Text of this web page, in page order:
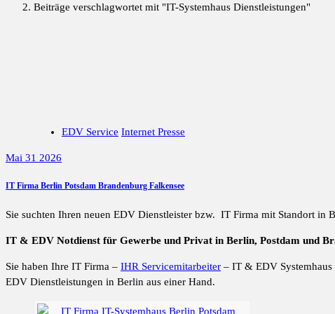
Beiträge verschlagwortet mit "IT-Systemhaus Dienstleistungen"
EDV Service Internet Presse
Mai 31 2026
IT Firma Berlin Potsdam Brandenburg Falkensee
Sie suchten Ihren neuen EDV Dienstleister bzw. IT Firma mit Standort in
IT & EDV Notdienst für Gewerbe und Privat in Berlin, Postdam und
Sie haben Ihre IT Firma – IHR Servicemitarbeiter – IT & EDV
EDV Dienstleistungen in Berlin aus einer Hand.